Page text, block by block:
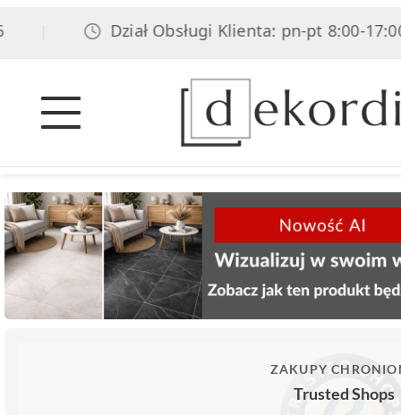
Dział Obsługi Klienta: pn-pt 8:00-17:00,
ZAKUPY
Trusted Shops